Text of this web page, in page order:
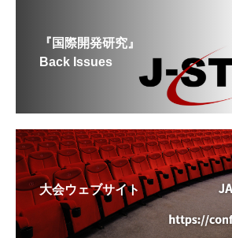
『国際開発研究』
Back Issues
大会ウェブサイト